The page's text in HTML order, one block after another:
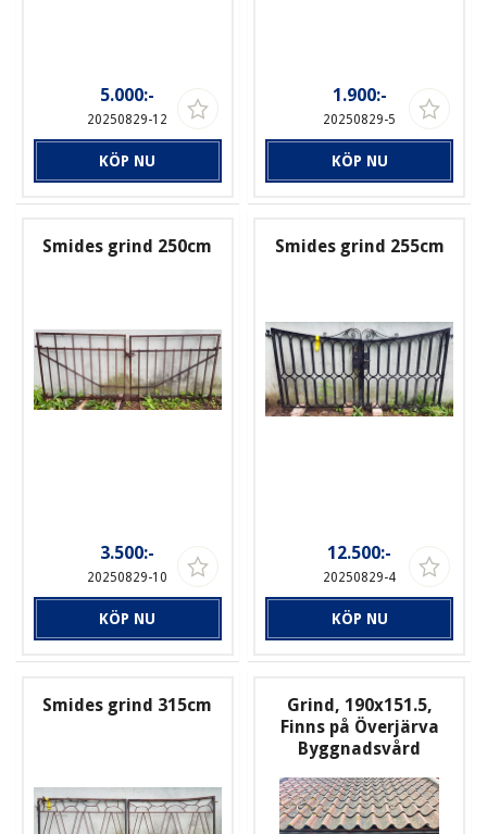
5.000:-
20250829-12
KÖP NU
1.900:-
20250829-5
KÖP NU
Smides grind 250cm
3.500:-
20250829-10
KÖP NU
Smides grind 255cm
12.500:-
20250829-4
KÖP NU
Smides grind 315cm
Grind, 190x151.5,
Finns på Överjärva
Byggnadsvård